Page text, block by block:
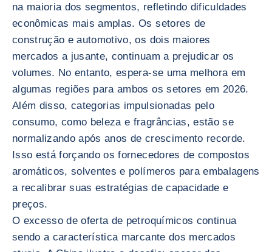
na maioria dos segmentos, refletindo dificuldades
econômicas mais amplas. Os setores de
construção e automotivo, os dois maiores
mercados a jusante, continuam a prejudicar os
volumes. No entanto, espera-se uma melhora em
algumas regiões para ambos os setores em 2026.
Além disso, categorias impulsionadas pelo
consumo, como beleza e fragrâncias, estão se
normalizando após anos de crescimento recorde.
Isso está forçando os fornecedores de compostos
aromáticos, solventes e polímeros para embalagens
a recalibrar suas estratégias de capacidade e
preços.
O excesso de oferta de petroquímicos continua
sendo a característica marcante dos mercados